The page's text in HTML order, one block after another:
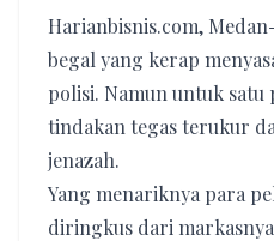
Harianbisnis.com,
begal yang kerap
polisi. Namun untuk satu
tindakan tegas terukur
jenazah.
Yang menariknya para
diringkus dari